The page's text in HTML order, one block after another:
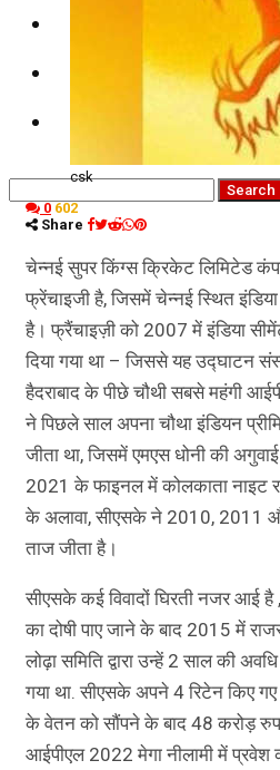
csk
0 602
Share
चेन्नई सुपर किंग्स क्रिकेट लिमिटेड
फ्रेंचाइजी है, जिसमें चेन्नई स्थित
है। फ्रैंचाइज़ी को 2007 में इंडिया
दिया गया था – जिससे यह उद्घाटन
हैदराबाद के पीछे चौथी सबसे महंगी
ने पिछले साल अपना चौथा इंडियन
जीता था, जिसमें एमएस धोनी की
2021 के फाइनल में कोलकाता नाइट
के अलावा, सीएसके ने 2010, 2011
ताज जीता है।
सीएसके कई विवादों घिरती नजर आई है
का दोषी पाए जाने के बाद 2015 में
लोढ़ा समिति द्वारा उन्हें 2 साल की
गया था. सीएसके अपने 4 रिटेन किए
के वेतन को सौंपने के बाद 48 करोड़
आईपीएल 2022 मेगा नीलामी में प्रवेश